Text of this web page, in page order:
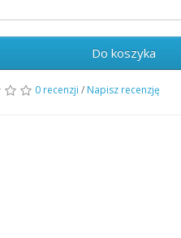
Do koszyka
0 recenzji / Napisz recenzję